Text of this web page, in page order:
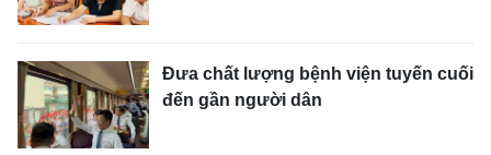
Đưa chất lượng bệnh viện tuyến cuối
đến gần người dân